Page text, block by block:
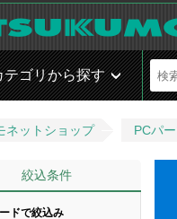
テゴリから探す
ネットショップ PCパ
絞込条件
ドで絞込み